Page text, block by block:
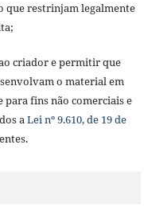
que restrinjam legalmente
criador e permitir que
o material em
fins não comerciais e
aLei nº 9.610, de 19 de